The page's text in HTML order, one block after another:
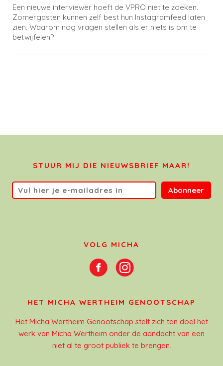
Een nieuwe interviewer hoeft de VPRO niet te zoeken.
Zomergasten kunnen zelf best hun Instagramfeed laten
zien. Waarom nog vragen stellen als er niets is om te
betwijfelen?
STUUR MIJ DIE NIEUWSBRIEF MAAR!
Abonneer
VOLG MICHA
HET MICHA WERTHEIM GENOOTSCHAP
Het Micha Wertheim Genootschap stelt zich ten doel het
werk van Micha Wertheim onder de aandacht van een
niet al te groot publiek te brengen.